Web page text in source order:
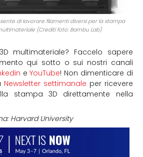
di lavorare filamenti diversi per la stampa
(Crediti foto: Bambu Lab)
multimateriale? Faccelo sapere
qui sotto o sui nostri canali
eYouTube! Non dimenticare di
Newsletter settimanale per ricevere
stampa 3D direttamente nella
Harvard University